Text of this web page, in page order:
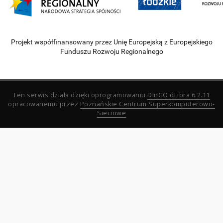
Projekt współfinansowany przez Unię Europejską z Europejskiego
Funduszu Rozwoju Regionalnego
Ten serwis działa dzięki oprogramowaniu DInGO dLibra 6.2.11
opracowanemu przez Poznańskie Centrum Superkomputerowo-
Sieciowe